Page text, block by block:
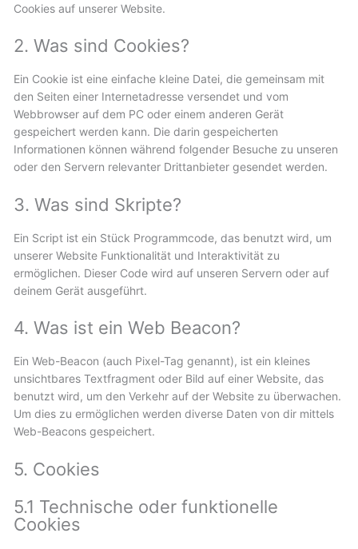
Cookies auf unserer Website.
2. Was sind Cookies?
Ein Cookie ist eine einfache kleine Datei, die gemeinsam mit
den Seiten einer Internetadresse versendet und vom
Webbrowser auf dem PC oder einem anderen Gerät
gespeichert werden kann. Die darin gespeicherten
Informationen können während folgender Besuche zu unseren
oder den Servern relevanter Drittanbieter gesendet werden.
3. Was sind Skripte?
Ein Script ist ein Stück Programmcode, das benutzt wird, um
unserer Website Funktionalität und Interaktivität zu
ermöglichen. Dieser Code wird auf unseren Servern oder auf
deinem Gerät ausgeführt.
4. Was ist ein Web Beacon?
Ein Web-Beacon (auch Pixel-Tag genannt), ist ein kleines
unsichtbares Textfragment oder Bild auf einer Website, das
benutzt wird, um den Verkehr auf der Website zu überwachen.
Um dies zu ermöglichen werden diverse Daten von dir mittels
Web-Beacons gespeichert.
5. Cookies
5.1 Technische oder funktionelle
Cookies